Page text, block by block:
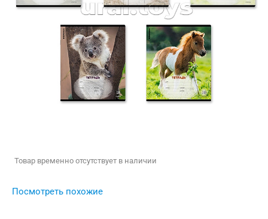
Товар временно отсутствует в наличии
Посмотреть похожие